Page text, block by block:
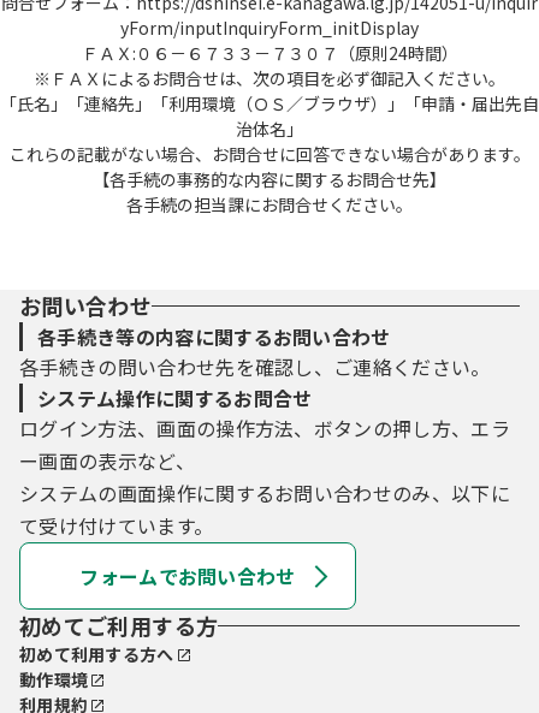
yForm/inputInquiryForm_initDisplay
ＦＡＸ:０６－６７３３－７３０７（原則24時間）
※ＦＡＸによるお問合せは、次の項目を必ず御記入ください。
「氏名」「連絡先」「利用環境（ＯＳ／ブラウザ）」「申請・届出先自
治体名」
これらの記載がない場合、お問合せに回答できない場合があります。
【各手続の事務的な内容に関するお問合せ先】
各手続の担当課にお問合せください。
お問い合わせ
各手続き等の内容に関するお問い合わせ
各手続きの問い合わせ先を確認し、ご連絡ください。
システム操作に関するお問合せ
ログイン方法、画面の操作方法、ボタンの押し方、エラ
ー画面の表示など、
システムの画面操作に関するお問い合わせのみ、以下に
て受け付けています。
フォームでお問い合わせ
初めてご利用する方
初めて利用する方へ
動作環境
利用規約